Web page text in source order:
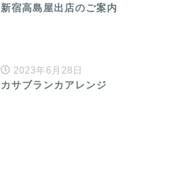
新宿高島屋出店のご案内
2023年6月28日
カサブランカアレンジ